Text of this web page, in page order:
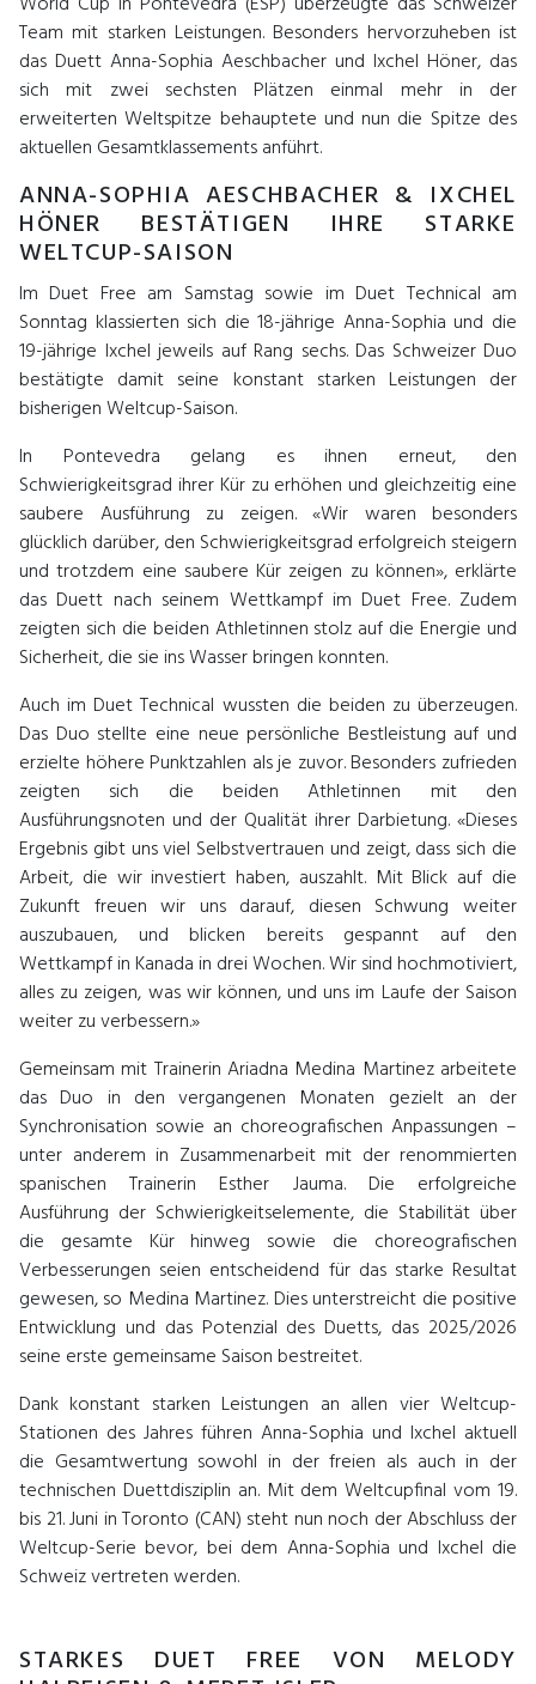
Team mit starken Leistungen. Besonders hervorzuheben ist
das Duett Anna-Sophia Aeschbacher und Ixchel Höner, das
sich mit zwei sechsten Plätzen einmal mehr in der
erweiterten Weltspitze behauptete und nun die Spitze des
aktuellen Gesamtklassements anführt.
ANNA-SOPHIA AESCHBACHER & IXCHEL
HÖNER BESTÄTIGEN IHRE STARKE
WELTCUP-SAISON
Im Duet Free am Samstag sowie im Duet Technical am
Sonntag klassierten sich die 18-jährige Anna-Sophia und die
19-jährige Ixchel jeweils auf Rang sechs. Das Schweizer Duo
bestätigte damit seine konstant starken Leistungen der
bisherigen Weltcup-Saison.
In Pontevedra gelang es ihnen erneut, den
Schwierigkeitsgrad ihrer Kür zu erhöhen und gleichzeitig eine
saubere Ausführung zu zeigen. «Wir waren besonders
glücklich darüber, den Schwierigkeitsgrad erfolgreich steigern
und trotzdem eine saubere Kür zeigen zu können», erklärte
das Duett nach seinem Wettkampf im Duet Free. Zudem
zeigten sich die beiden Athletinnen stolz auf die Energie und
Sicherheit, die sie ins Wasser bringen konnten.
Auch im Duet Technical wussten die beiden zu überzeugen.
Das Duo stellte eine neue persönliche Bestleistung auf und
erzielte höhere Punktzahlen als je zuvor. Besonders zufrieden
zeigten sich die beiden Athletinnen mit den
Ausführungsnoten und der Qualität ihrer Darbietung. «Dieses
Ergebnis gibt uns viel Selbstvertrauen und zeigt, dass sich die
Arbeit, die wir investiert haben, auszahlt. Mit Blick auf die
Zukunft freuen wir uns darauf, diesen Schwung weiter
auszubauen, und blicken bereits gespannt auf den
Wettkampf in Kanada in drei Wochen. Wir sind hochmotiviert,
alles zu zeigen, was wir können, und uns im Laufe der Saison
weiter zu verbessern.»
Gemeinsam mit Trainerin Ariadna Medina Martinez arbeitete
das Duo in den vergangenen Monaten gezielt an der
Synchronisation sowie an choreografischen Anpassungen –
unter anderem in Zusammenarbeit mit der renommierten
spanischen Trainerin Esther Jauma. Die erfolgreiche
Ausführung der Schwierigkeitselemente, die Stabilität über
die gesamte Kür hinweg sowie die choreografischen
Verbesserungen seien entscheidend für das starke Resultat
gewesen, so Medina Martinez. Dies unterstreicht die positive
Entwicklung und das Potenzial des Duetts, das 2025/2026
seine erste gemeinsame Saison bestreitet.
Dank konstant starken Leistungen an allen vier Weltcup-
Stationen des Jahres führen Anna-Sophia und Ixchel aktuell
die Gesamtwertung sowohl in der freien als auch in der
technischen Duettdisziplin an. Mit dem Weltcupfinal vom 19.
bis 21. Juni in Toronto (CAN) steht nun noch der Abschluss der
Weltcup-Serie bevor, bei dem Anna-Sophia und Ixchel die
Schweiz vertreten werden.
STARKES DUET FREE VON MELODY